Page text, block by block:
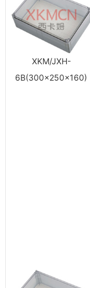
XKM/JXH-
6B(300×250×160)